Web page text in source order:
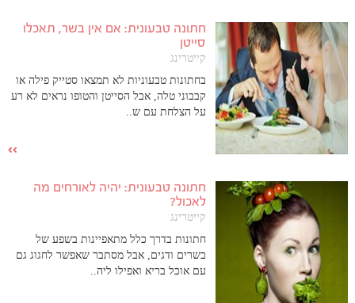
חתונה טבעונית: אם אין בשר, תאכלו
סייטן
קייטרינג
בחתונות טבעוניות לא תמצאו סטייק פילה או
קבבוני טלה, אבל הסייטן והטופו נראים לא רע
על הצלחת עם ש..
חתונה טבעונית: יהיה לאורחים מה
לאכול?
קייטרינג
חתונות בדרך כלל מתאפיינות בשפע של
בשרים ודגים, אבל מסתבר שאפשר לחגוג גם
עם אוכל בריא ואפילו ליה..